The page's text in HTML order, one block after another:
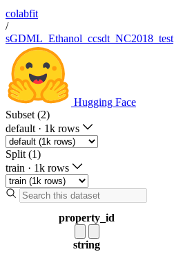
colabfit
/
sGDML_Ethanol_ccsdt_NC2018_test
Hugging Face
Subset (2)
default · 1k rows
Split (1)
train · 1k rows
property_id
string